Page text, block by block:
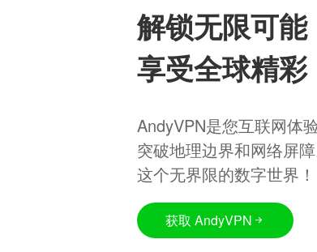
解锁无限可能
享受全球精彩
AndyVPN是您互联网体
突破地理边界和网络屏
这个无界限的数字世界！
获取 AndyVPN